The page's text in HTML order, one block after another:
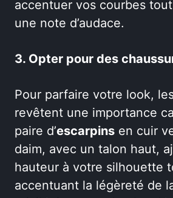
accentuer vos courbes
une note d’audace.
3. Opter pour des
Pour parfaire votre look,
revêtent une importance
paire d’escarpins en cuir
daim, avec un talon haut,
hauteur à votre silhouette
accentuant la légèreté de